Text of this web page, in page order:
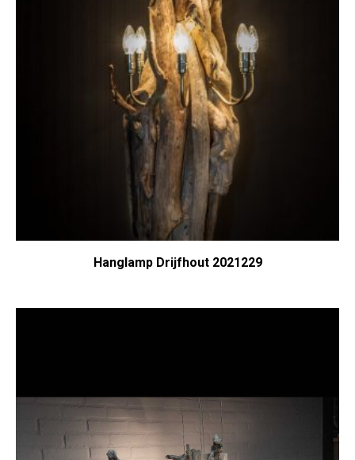
Hanglamp Drijfhout 2021229